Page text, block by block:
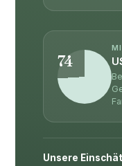
74
Unsere